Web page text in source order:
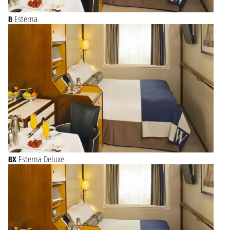
B Esterna
BX Esterna Deluxe